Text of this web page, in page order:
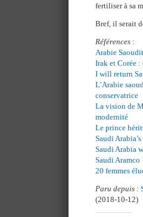
fertiliser à sa
Bref, il serait
Références :
Arabie
Irak et Corée :
I will return
L’Arabie
conservatrice
La vision de
modernité
Le prince
Saudi
Saudi Arabia
Saudi Aramco
20 femmes
Paru depuis :
(2018-10-12)